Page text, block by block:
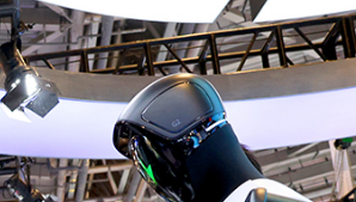
央視快評 央視網評 光華銳評 鋒面
4K專區 全景新聞
第一次 人生第二次
NBA 中超 國足 國際足球 網球